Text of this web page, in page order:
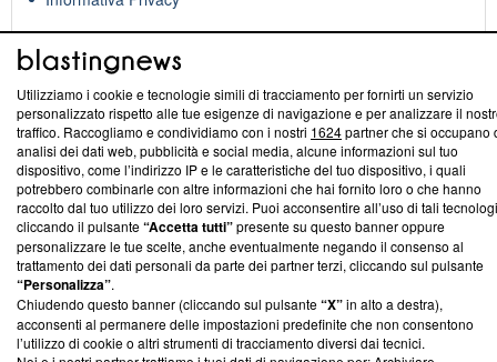
Cookie Policy
Blasting SA, IDI CHE-247.845.224, Via Carlo Frasca, 3 - 6900
Lugano (Svizzera) Tel:+39 0690258937
© 2026 Blasting News
Utilizziamo i cookie e tecnologie simili di tracciamento per fornirti un servizio
personalizzato rispetto alle tue esigenze di navigazione e per analizzare il
traffico. Raccogliamo e condividiamo con i nostri 1624partner che si occupano
analisi dei dati web, pubblicità e social media, alcune informazioni sul tuo
dispositivo, come l’indirizzo IP e le caratteristiche del tuo dispositivo, i quali
potrebbero combinarle con altre informazioni che hai fornito loro o che hanno
raccolto dal tuo utilizzo dei loro servizi. Puoi acconsentire all’uso di tali
cliccando il pulsante“Accetta tutti”presente su questo banner oppure
personalizzare le tue scelte, anche eventualmente negando il consenso al
trattamento dei dati personali da parte dei partner terzi, cliccando sul pulsante
“Personalizza”.
Chiudendo questo banner (cliccando sul pulsante“X”in alto a destra),
acconsenti al permanere delle impostazioni predefinite che non consentono
l’utilizzo di cookie o altri strumenti di tracciamento diversi dai tecnici.